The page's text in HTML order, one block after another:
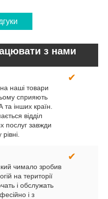
з нами
наші товари
сприяють
інших країн.
відділ
послуг завжди
✔
чимало зробив
на території
і обслужать
і з
✔